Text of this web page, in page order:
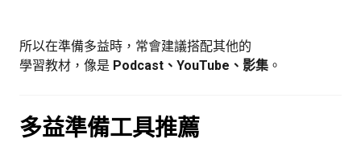
所以在準備多益時，常會建議搭配其他的
學習教材，像是 Podcast、YouTube、影集 。
多益準備工具推薦